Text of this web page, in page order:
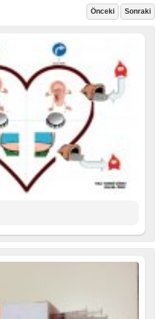
Önceki Sonraki